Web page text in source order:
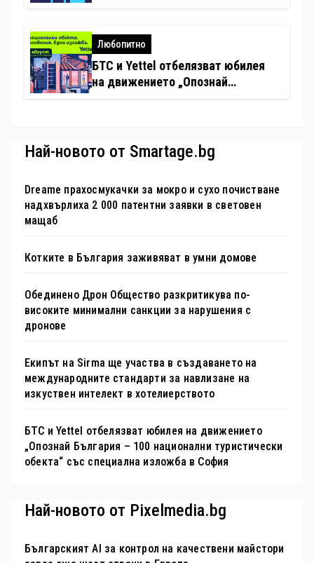
хотелиерството
Любопитно
БТС и Yettel отбелязват юбилея
на движението „Опознай
Най-новото от Smartage.bg
Dreame прахосмукачки за мокро и сухо почистване
надхвърлиха 2 000 патентни заявки в световен
мащаб
Котките в България заживяват в умни домове
Обединено Дрон Общество разкритикува по-
високите минимални санкции за нарушения с
дронове
Екипът на Sirma ще участва в създаването на
международните стандарти за навлизане на
изкуствен интелект в хотелиерството
БТС и Yettel отбелязват юбилея на движението
„Опознай България – 100 национални туристически
обекта“ със специална изложба в София
Най-новото от Pixelmedia.bg
Българският AI за контрол на качествени майстори